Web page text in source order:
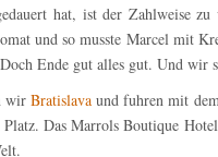
hat, ist der Zahlweise
und so musste Marcel mit
Ende gut alles gut. Und wir
wir Bratislavaund fuhren mit
Platz. Das Marrols Boutique